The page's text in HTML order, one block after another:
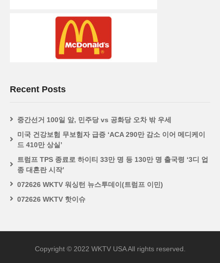
Recent Posts
중간선거 100일 앞, 민주당 vs 공화당 오차 밖 우세
미국 건강보험 무보험자 급증 ‘ACA 290만 감소 이어 메디케이
드 410만 상실’
트럼프 TPS 종료로 하이티 33만 명 등 130만 명 출국령 ‘3디 업
종 대혼란 시작’
072626 WKTV 워싱턴 뉴스투데이(트럼프 이민)
072626 WKTV 핫이슈
Copyright © 2022 WKTV USA All rights reserved.